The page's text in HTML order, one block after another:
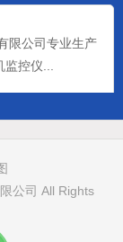
公司专业生产
控仪...
控仪...
公司 All Rights